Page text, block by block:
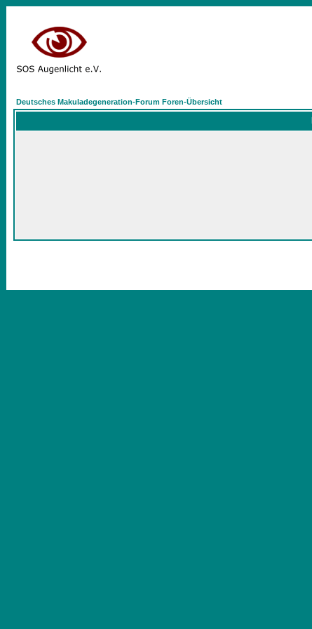
Deutsches Makuladegeneration-Forum Foren-Übersicht